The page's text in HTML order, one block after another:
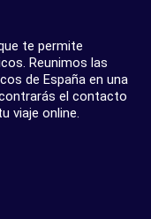
te permite
Reunimos las
de España en una
el contacto
viaje online.